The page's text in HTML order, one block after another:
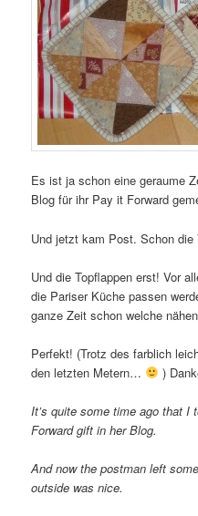
Es ist ja schon eine geraume
Blog für ihr Pay it Forward
Und jetzt kam Post. Schon die
Und die Topflappen erst! Vor
die Pariser Küche passen
ganze Zeit schon welche
Perfekt! (Trotz des farblich
den letzten Metern…
)
It’s quite some time ago that I
Forward gift in her Blog.
And now the postman left
outside was nice.